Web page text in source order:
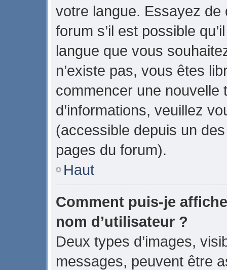
votre langue. Essayez
forum s’il est possible
langue que vous
n’existe pas, vous êtes
commencer une nouvelle
d’informations, veuillez
(accessible depuis un
pages du forum).
Haut
Comment puis-je
nom d’utilisateur ?
Deux types d’images,
messages, peuvent être